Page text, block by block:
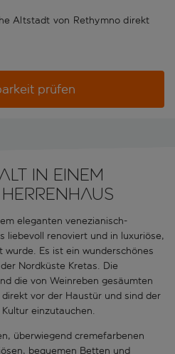
Altstadt von Rethymno direkt
prüfen
in einem
eleganten venezianisch-
liebevoll renoviert und in luxuriöse,
Es ist ein wunderschönes
Nordküste Kretas. Die
die von Weinreben gesäumten
vor der Haustür und sind der
einzutauchen.
überwiegend cremefarbenen
bequemen Betten und